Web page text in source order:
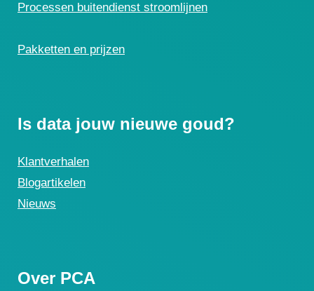
Processen buitendienst stroomlijnen
Pakketten en prijzen
Is data jouw nieuwe goud?
Klantverhalen
Blogartikelen
Nieuws
Over PCA